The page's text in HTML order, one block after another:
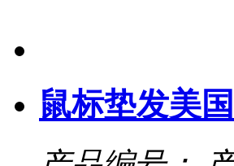
鼠标垫发美